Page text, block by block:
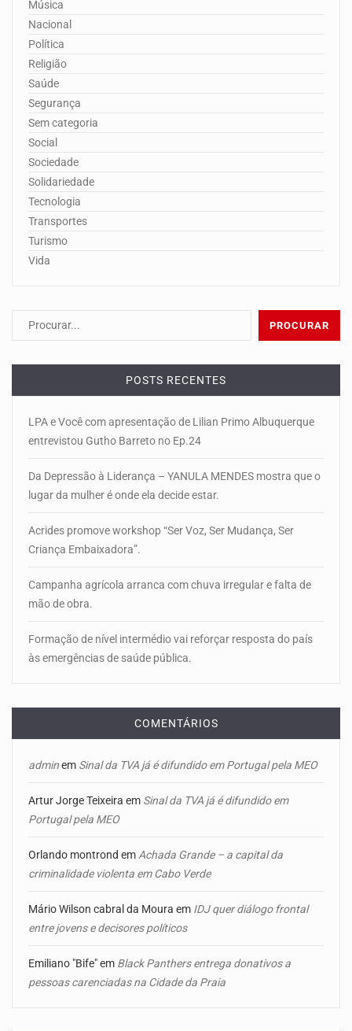
Música
Nacional
Política
Religião
Saúde
Segurança
Sem categoria
Social
Sociedade
Solidariedade
Tecnologia
Transportes
Turismo
Vida
POSTS RECENTES
LPA e Você com apresentação de Lilian Primo Albuquerque
entrevistou Gutho Barreto no Ep.24
Da Depressão à Liderança – YANULA MENDES mostra que o
lugar da mulher é onde ela decide estar.
Acrides promove workshop “Ser Voz, Ser Mudança, Ser
Criança Embaixadora”.
Campanha agrícola arranca com chuva irregular e falta de
mão de obra.
Formação de nível intermédio vai reforçar resposta do país
às emergências de saúde pública.
COMENTÁRIOS
adminem Sinal da TVA já é difundido em Portugal pela MEO
Artur Jorge Teixeira em Sinal da TVA já é difundido em
Portugal pela MEO
Orlando montrond em Achada Grande – a capital da
criminalidade violenta em Cabo Verde
Mário Wilson cabral da Moura em IDJ quer diálogo frontal
entre jovens e decisores políticos
Emiliano "Bife"em Black Panthers entrega donativos a
pessoas carenciadas na Cidade da Praia